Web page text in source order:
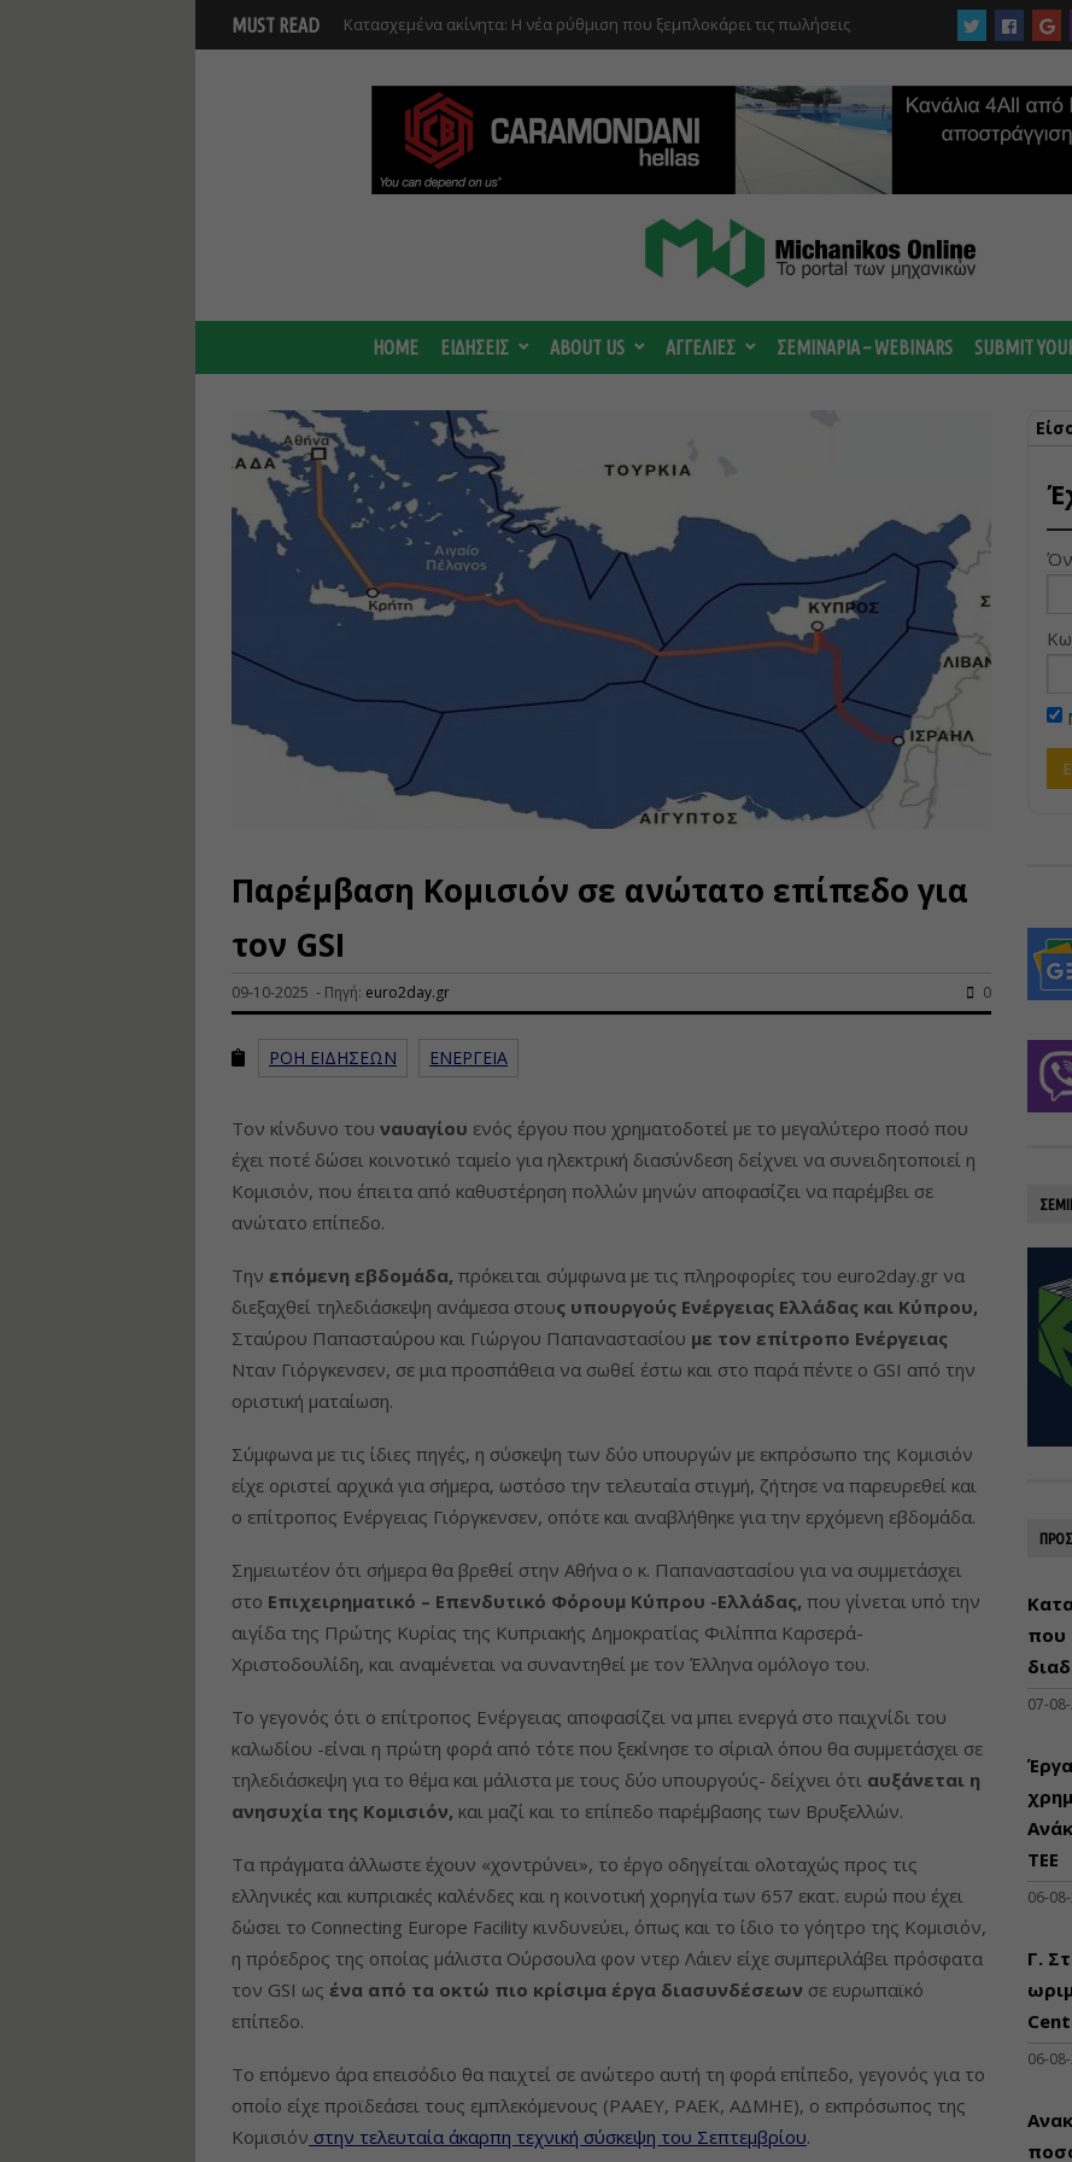
MUST READ Έργα 7 εκατ. ευρώ στη Λευκάδα χρηματοδοτούνται από το Ταμείο
HOME ΕΙΔΗΣΕΙΣ ABOUT US ΑΓΓΕΛΙΕΣ ΣΕΜΙΝΑΡΙΑ – WEBINARS SUBMIT
Παρέμβαση Κομισιόν σε ανώτατο επίπεδο για
τον GSI
09-10-2025 - Πηγή: euro2day.gr 0
ΡΟΗ ΕΙΔΗΣΕΩΝ ΕΝΕΡΓΕΙΑ
Τον κίνδυνο του ναυαγίου ενός έργου που χρηματοδοτεί με το μεγαλύτερο ποσό που
έχει ποτέ δώσει κοινοτικό ταμείο για ηλεκτρική διασύνδεση δείχνει να συνειδητοποιεί η
Κομισιόν, που έπειτα από καθυστέρηση πολλών μηνών αποφασίζει να παρέμβει σε
ανώτατο επίπεδο.
Την επόμενη εβδομάδα, πρόκειται σύμφωνα με τις πληροφορίες του euro2day.gr να
διεξαχθεί τηλεδιάσκεψη ανάμεσα στους υπουργούς Ενέργειας Ελλάδας και Κύπρου,
Σταύρου Παπασταύρου και Γιώργου Παπαναστασίου με τον επίτροπο Ενέργειας
Νταν Γιόργκενσεν, σε μια προσπάθεια να σωθεί έστω και στο παρά πέντε ο GSI από την
οριστική ματαίωση.
Σύμφωνα με τις ίδιες πηγές, η σύσκεψη των δύο υπουργών με εκπρόσωπο της Κομισιόν
είχε οριστεί αρχικά για σήμερα, ωστόσο την τελευταία στιγμή, ζήτησε να παρευρεθεί και
ο επίτροπος Ενέργειας Γιόργκενσεν, οπότε και αναβλήθηκε για την ερχόμενη εβδομάδα.
Σημειωτέον ότι σήμερα θα βρεθεί στην Αθήνα ο κ. Παπαναστασίου για να συμμετάσχει
στο Επιχειρηματικό – Επενδυτικό Φόρουμ Κύπρου -Ελλάδας, που γίνεται υπό την
αιγίδα της Πρώτης Κυρίας της Κυπριακής Δημοκρατίας Φιλίππα Καρσερά-
Χριστοδουλίδη, και αναμένεται να συναντηθεί με τον Έλληνα ομόλογο του.
Το γεγονός ότι ο επίτροπος Ενέργειας αποφασίζει να μπει ενεργά στο παιχνίδι του
καλωδίου -είναι η πρώτη φορά από τότε που ξεκίνησε το σίριαλ όπου θα συμμετάσχει σε
τηλεδιάσκεψη για το θέμα και μάλιστα με τους δύο υπουργούς- δείχνει ότι αυξάνεται η
ανησυχία της Κομισιόν, και μαζί και το επίπεδο παρέμβασης των Βρυξελλών.
Τα πράγματα άλλωστε έχουν «χοντρύνει», το έργο οδηγείται ολοταχώς προς τις
ελληνικές και κυπριακές καλένδες και η κοινοτική χορηγία των 657 εκατ. ευρώ που έχει
δώσει το Connecting Europe Facility κινδυνεύει, όπως και το ίδιο το γόητρο της Κομισιόν,
η πρόεδρος της οποίας μάλιστα Ούρσουλα φον ντερ Λάιεν είχε συμπεριλάβει πρόσφατα
τον GSI ως ένα από τα οκτώ πιο κρίσιμα έργα διασυνδέσεων σε ευρωπαϊκό
επίπεδο.
Το επόμενο άρα επεισόδιο θα παιχτεί σε ανώτερο αυτή τη φορά επίπεδο, γεγονός για το
οποίο είχε προϊδεάσει τους εμπλεκόμενους (ΡΑΑΕΥ, ΡΑΕΚ, ΑΔΜΗΕ), ο εκπρόσωπος της
Κομισιόν στην τελευταία άκαρπη τεχνική σύσκεψη του Σεπτεμβρίου.
που
07-
ΤΕΕ
06-
Γ.
06-